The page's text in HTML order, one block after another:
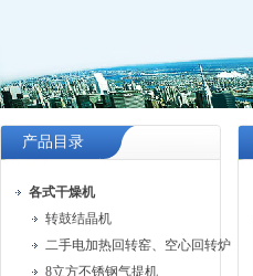
产品目录
各式干燥机
转鼓结晶机
二手电加热回转窑、空心回转炉
8立方不锈钢气提机